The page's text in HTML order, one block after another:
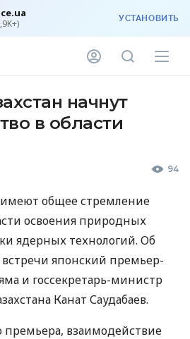
УСТАНОВИТЬ
начнут
в области
94
общее стремление
освоения природных
ядерных технологий. Об
японский премьер-
и госсекретарь-министр
Канат Саудабаев.
премьера, взаимодействие